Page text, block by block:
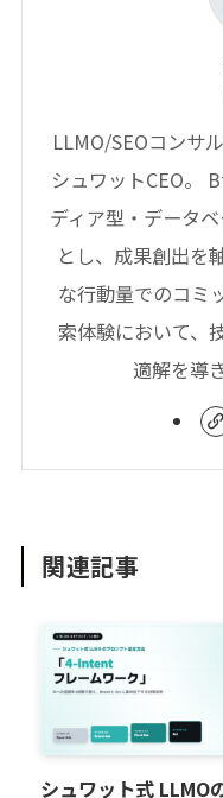
LLMO/SEOコンサ
シュワットCEO。
ディア型・データ
とし、成果創出を
な行動量でのコミ
索体験において、
適解を導
関連記事
シュワット式 LLMO